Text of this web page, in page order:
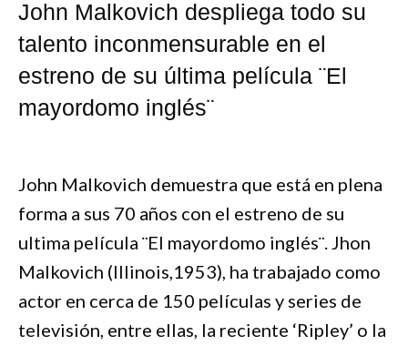
John Malkovich despliega todo su
talento inconmensurable en el
estreno de su última película ¨El
mayordomo inglés¨
John Malkovich demuestra que está en plena
forma a sus 70 años con el estreno de su
ultima película ¨El mayordomo inglés¨. Jhon
Malkovich (Illinois,1953), ha trabajado como
actor en cerca de 150 películas y series de
televisión, entre ellas, la reciente ‘Ripley’ o la